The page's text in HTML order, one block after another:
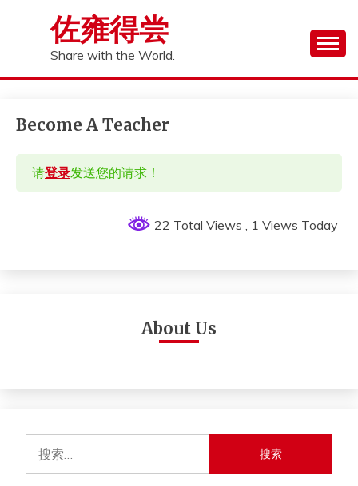
佐雍得尝
Share with the World.
Become A Teacher
请登录发送您的请求！
22 Total Views , 1 Views Today
About Us
索：